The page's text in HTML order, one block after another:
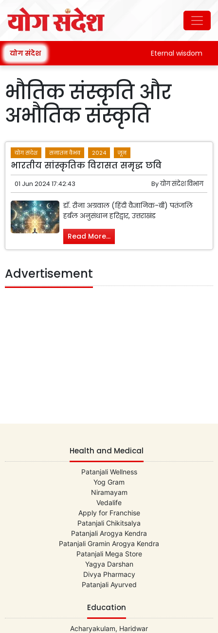
योग संदेश Eternal wisdom
भौतिक संस्कृति और
अभौतिक संस्कृति
योग संदेश सनातन वैभव 2024 जून
भारतीय सांस्कृतिक विरासत समृद्ध छवि
01 Jun 2024 17:42:43 Byयोग संदेश विभाग
डॉ. रीना अग्रवाल (हिंदी वैज्ञानिक-बी) पतंजलि
हर्बल अनुसंधान हरिद्वार, उत्तराखंड
Read More...
Advertisement
Health and Medical
Patanjali Wellness
Yog Gram
Niramayam
Vedalife
Apply for Franchise
Patanjali Chikitsalya
Patanjali Arogya Kendra
Patanjali Gramin Arogya Kendra
Patanjali Mega Store
Yagya Darshan
Divya Pharmacy
Patanjali Ayurved
Education
Acharyakulam, Haridwar